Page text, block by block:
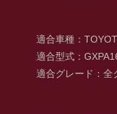
適合車種：
適合型式：
適合グレード：全